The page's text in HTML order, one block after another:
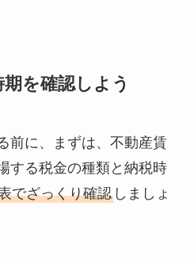
を確認しよう
前に、まずは、不動産賃
する税金の種類と納税時
でざっくり確認しましょ